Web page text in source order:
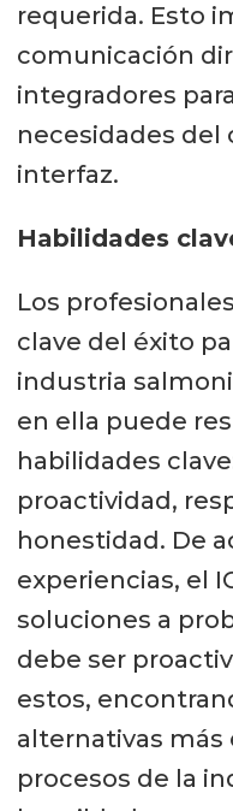
requerida. Esto
comunicación
integradores
necesidades del
interfaz.
Habilidades
Los
clave del éxito
industria
en ella puede
habilidades
proactividad,
honestidad. De
experiencias, el
soluciones a
debe ser
estos,
alternativas más
procesos de la